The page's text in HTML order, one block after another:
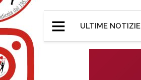
ULTIME NOTIZIE